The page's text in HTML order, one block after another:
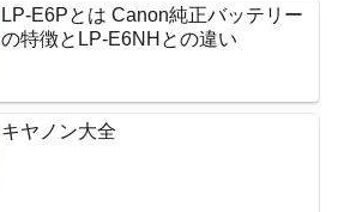
LP-E6Pとは Canon純正バッテリー
の特徴とLP-E6NHとの違い
キヤノン大全